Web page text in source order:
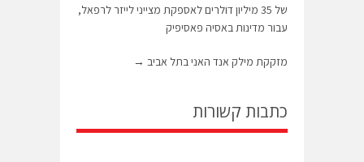
של 35 מיליון דולרים לאספקת מצייני לייזר לרפאל,
עבור מדינות באסיה פאסיפיק
מזקקת מילק אנד האני בתל אביב →
כתבות קשורות